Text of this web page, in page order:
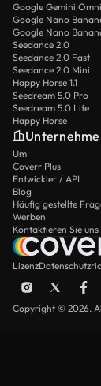
Google Gemini
Google Nano
Google Nano
Seedance 2.0
Seedance 2.0 Fast
Seedance 2.0 Mini
Happy Horse 1.1
Seedream 5.0 Pro
Seedream 5.0 Lite
Happy Horse
Um
Coverr Plus
Entwickler / API
Blog
Häufig gestellte
Werben
Kontaktieren Sie uns
Lizenz
Copyright © 2026.